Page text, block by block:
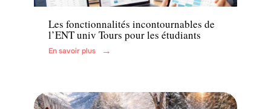
Les fonctionnalités incontournables de
l’ENT univ Tours pour les étudiants
En savoir plus